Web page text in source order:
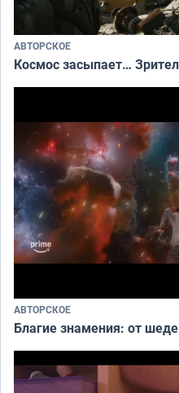
АВТОРСКОЕ
Космос засыпает…
АВТОРСКОЕ
Благие знамения: от